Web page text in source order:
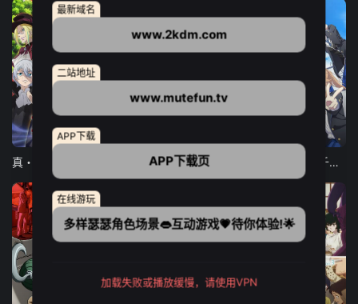
12集全
东京猫猫 NEW～♡ 弹珠汽水瓶里的千岁同学
最新域名
www.2kdm.com
二站地址
www.mutefun.tv
APP下载
APP下载页
在线游玩
多样瑟瑟角色场景👄互动游戏💗待你体验!🌟
加载失败或播放缓慢，请使用VPN